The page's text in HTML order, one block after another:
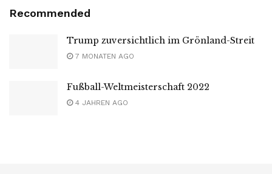
Recommended
Trump zuversichtlich im Grönland-Streit
7 MONATEN AGO
Fußball-Weltmeisterschaft 2022
4 JAHREN AGO